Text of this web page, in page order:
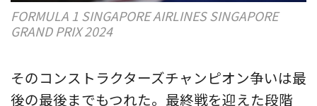
FORMULA 1 SINGAPORE AIRLINES SINGAPORE
GRAND PRIX 2024
そのコンストラクターズチャンピオン争いは最
後の最後までもつれた。最終戦を迎えた段階